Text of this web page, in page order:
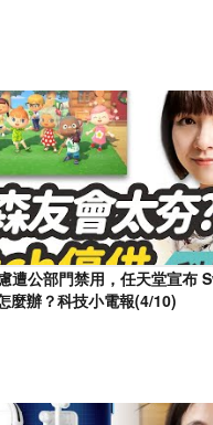
遭公部門禁用，任天堂宣布
麼辦？科技小電報(4/10)